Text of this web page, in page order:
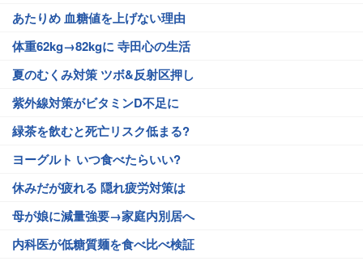
あたりめ 血糖値を上げない理由
体重62kg→82kgに 寺田心の生活
夏のむくみ対策 ツボ&反射区押し
紫外線対策がビタミンD不足に
緑茶を飲むと死亡リスク低まる?
ヨーグルト いつ食べたらいい?
休みだが疲れる 隠れ疲労対策は
母が娘に減量強要→家庭内別居へ
内科医が低糖質麺を食べ比べ検証